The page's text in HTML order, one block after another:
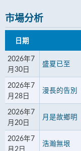
市場分析
日期
2026年7
月30日
盛夏已至
2026年7
月28日
漫長的告別
2026年7
月20日
月是故鄉明
2026年7
月2日
浩瀚無垠